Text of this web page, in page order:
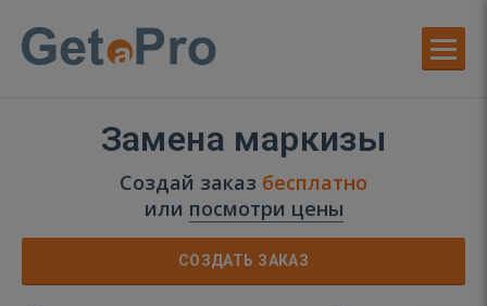
Замена маркизы
Создай заказ бесплатно
или посмотри цены
СОЗДАТЬ ЗАКАЗ